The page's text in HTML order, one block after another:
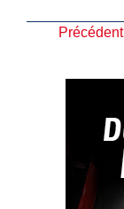
Précédent